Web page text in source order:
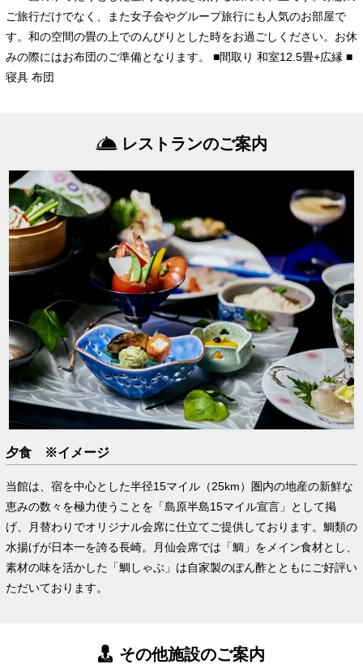
ご旅行だけでなく、また女子会やグループ旅行にも人気のお部屋で
す。和の空間の畳の上でのんびりとした時をお過ごしください。お休
みの際にはお布団のご準備となります。 ■間取り 和室12.5畳+広縁 ■
寝具 布団
レストランのご案内
夕食 ※イメージ
当館は、宿を中心とした半径15マイル（25km）圏内の地産の新鮮な
恵みの数々を極力使うことを「島原半島15マイル宣言」として掲
げ、月替わりでオリジナル会席に仕立てご提供しております。鯛類の
水揚げが日本一を誇る長崎。月仙会席では「鯛」をメイン食材とし、
素材の味を活かした「鯛しゃぶ」は自家製のぽん酢とともにご好評い
ただいております。
その他施設のご案内